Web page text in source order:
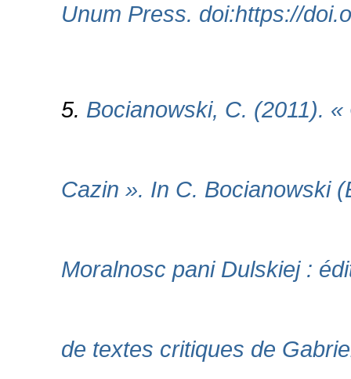
Unum Press. doi:https://
5. Bocianowski, C. (2011).
Cazin ». In C. Bocianowski
Moralnosc pani Dulskiej :
de textes critiques de